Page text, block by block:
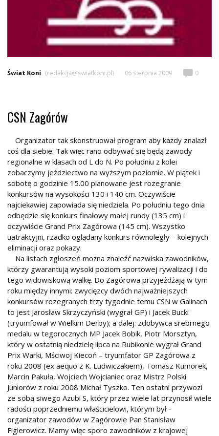
Świat Koni (redakcja@swiatkoni.pl) 06 sierpnia 2009 0
CSN Zagórów
Organizator tak skonstruował program aby każdy znalazł
coś dla siebie. Tak więc rano odbywać się będą zawody
regionalne w klasach od L do N. Po południu z kolei
zobaczymy jeździectwo na wyższym poziomie. W piątek i
sobotę o godzinie 15.00 planowane jest rozegranie
konkursów na wysokości 130 i 140 cm. Oczywiście
najciekawiej zapowiada się niedziela. Po południu tego dnia
odbędzie się konkurs finałowy małej rundy (135 cm) i
oczywiście Grand Prix Zagórowa (145 cm). Wszystko
uatrakcyjni, rzadko oglądany konkurs równoległy – kolejnych
eliminacji oraz pokazy.
Na listach zgłoszeń można znaleźć nazwiska zawodników,
którzy gwarantują wysoki poziom sportowej rywalizacji i do
tego widowiskową walkę. Do Zagórowa przyjeżdżają w tym
roku między innymi: zwycięzcy dwóch najważniejszych
konkursów rozegranych trzy tygodnie temu CSN w Galinach
to jest Jarosław Skrzyczyński (wygrał GP) i Jacek Bucki
(tryumfował w Wielkim Derby); a dalej: zdobywca srebrnego
medalu w tegorocznych MP Jacek Bobik, Piotr Morsztyn,
który w ostatnią niedzielę lipca na Rubikonie wygrał Grand
Prix Warki, Mściwoj Kiecoń – tryumfator GP Zagórowa z
roku 2008 (ex aequo z K. Ludwiczakiem), Tomasz Kumorek,
Marcin Pakuła, Wojciech Wojcianiec oraz Mistrz Polski
Juniorów z roku 2008 Michał Tyszko. Ten ostatni przywozi
ze sobą siwego Azubi S, który przez wiele lat przynosił wiele
radości poprzedniemu właścicielowi, którym był -
organizator zawodów w Zagórowie Pan Stanisław
Figlerowicz. Mamy więc sporo zawodników z krajowej